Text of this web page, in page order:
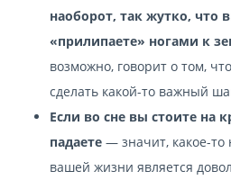
наоборот, так жутко, что
«прилипаете» ногами к
возможно, говорит о том,
сделать какой-то важный
Если во сне вы стоите на
падаете — значит, какое-
вашей жизни является